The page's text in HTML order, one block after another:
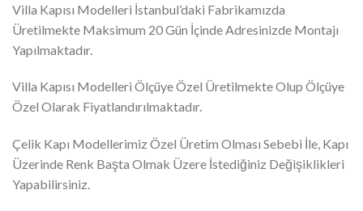
Villa Kapısı Modelleri İstanbul’daki Fabrikamızda
Üretilmekte Maksimum 20 Gün İçinde Adresinizde Montajı
Yapılmaktadır.
Villa Kapısı Modelleri Ölçüye Özel Üretilmekte Olup Ölçüye
Özel Olarak Fiyatlandırılmaktadır.
Çelik Kapı Modellerimiz Özel Üretim Olması Sebebi İle, Kapı
Üzerinde Renk Başta Olmak Üzere İstediğiniz Değişiklikleri
Yapabilirsiniz.